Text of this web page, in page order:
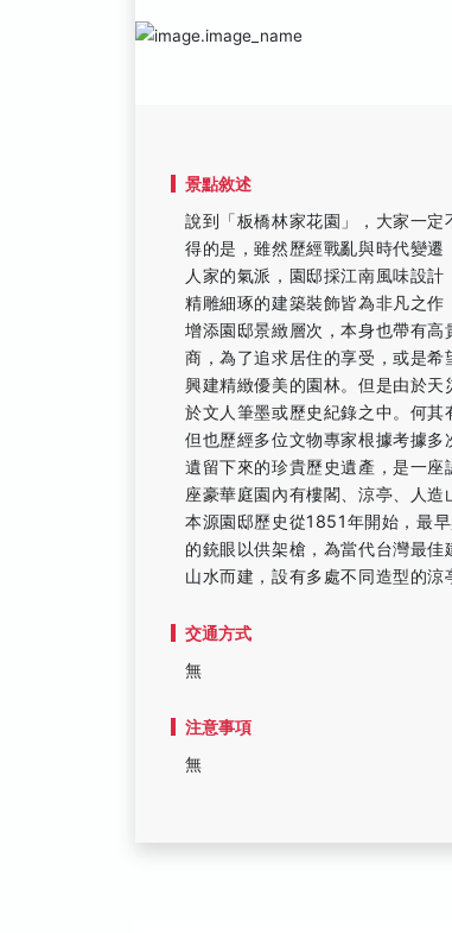
景點敘述
說到「板橋林家花園」，大家一
得的是，雖然歷經戰亂與時代變
人家的氣派，園邸採江南風味設
精雕細琢的建築裝飾皆為非凡之
增添園邸景緻層次，本身也帶有
商，為了追求居住的享受，或是希
興建精緻優美的園林。但是由於
於文人筆墨或歷史紀錄之中。何其
但也歷經多位文物專家根據考據
遺留下來的珍貴歷史遺產，是一
座豪華庭園內有樓閣、涼亭、人
本源園邸歷史從1851年開始，最
的銃眼以供架槍，為當代台灣最
山水而建，設有多處不同造型的涼
交通方式
無
注意事項
無